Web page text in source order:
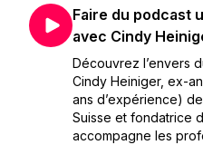
Faire du podcast
avec Cindy
Découvrez l’envers
Cindy Heiniger, ex-
ans d’expérience)
Suisse et fondatrice
accompagne les